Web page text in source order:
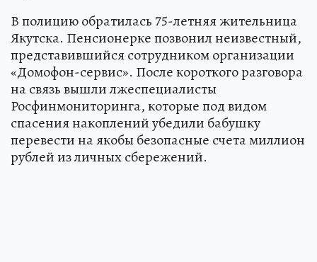
В полицию обратилась 75-летняя жительница
Якутска. Пенсионерке позвонил неизвестный,
представившийся сотрудником организации
«Домофон-сервис». После короткого разговора
на связь вышли лжеспециалисты
Росфинмониторинга, которые под видом
спасения накоплений убедили бабушку
перевести на якобы безопасные счета миллион
рублей из личных сбережений.